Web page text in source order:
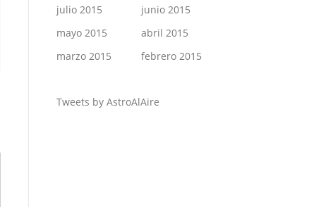
julio 2015
junio 2015
mayo 2015
abril 2015
marzo 2015
febrero 2015
Tweets by AstroAlAire